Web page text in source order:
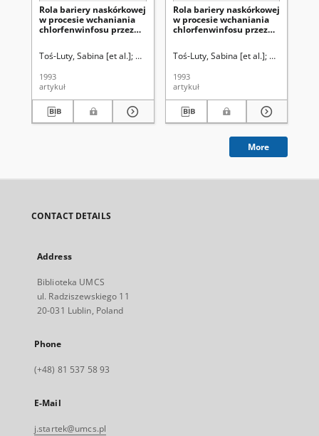
Rola bariery naskórkowej
w procesie wchaniania
chlorfenwinfosu przez
Toś-Luty, Sabina [et al.] Sokołowska-Halliop, Janina
1993
artykuł
Rola bariery naskórkowej
w procesie wchaniania
chlorfenwinfosu przez
Toś-Luty, Sabina [et al.]
1993
artykuł
More
CONTACT DETAILS
Address
Biblioteka UMCS
ul. Radziszewskiego 11
20-031 Lublin, Poland
Phone
(+48) 81 537 58 93
E-Mail
j.startek@umcs.pl